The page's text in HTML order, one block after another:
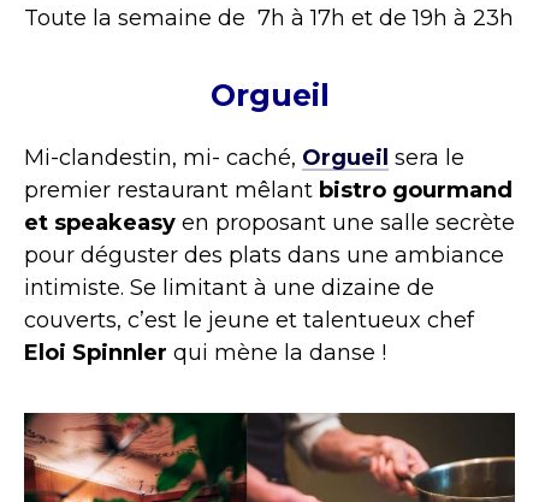
Toute la semaine de 7h à 17h et de 19h à 23h
Orgueil
Mi-clandestin, mi- caché, Orgueil sera le
premier restaurant mêlant bistro gourmand
et speakeasy en proposant une salle secrète
pour déguster des plats dans une ambiance
intimiste. Se limitant à une dizaine de
couverts, c’est le jeune et talentueux chef
Eloi Spinnler qui mène la danse !